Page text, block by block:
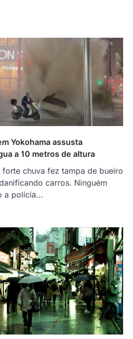
Yokohama assusta
a 10 metros de altura
forte chuva fez tampa de bueiro
carros. Ninguém
a polícia…